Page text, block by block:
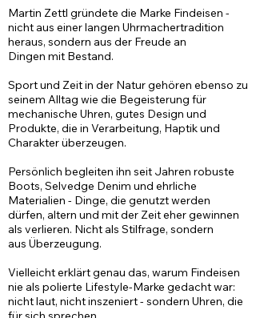
Martin Zettl gründete die Marke Findeisen -
nicht aus einer langen Uhrmachertradition
heraus, sondern aus der Freude an
Dingen mit Bestand.
Sport und Zeit in der Natur gehören ebenso zu
seinem Alltag wie die Begeisterung für
mechanische Uhren, gutes Design und
Produkte, die in Verarbeitung, Haptik und
Charakter überzeugen.
Persönlich begleiten ihn seit Jahren robuste
Boots, Selvedge Denim und ehrliche
Materialien - Dinge, die genutzt werden
dürfen, altern und mit der Zeit eher gewinnen
als verlieren. Nicht als Stilfrage, sondern
aus Überzeugung.
Vielleicht erklärt genau das, warum Findeisen
nie als polierte Lifestyle-Marke gedacht war:
nicht laut, nicht inszeniert - sondern Uhren, die